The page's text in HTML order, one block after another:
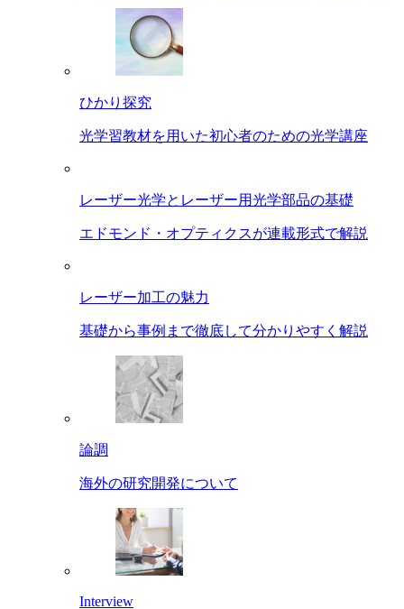
ひかり探究
光学習教材を用いた初心者のための光学講座
レーザー光学とレーザー用光学部品の基礎
エドモンド・オプティクスが連載形式で解説
レーザー加工の魅力
基礎から事例まで徹底して分かりやすく解説
論調
海外の研究開発について
Interview